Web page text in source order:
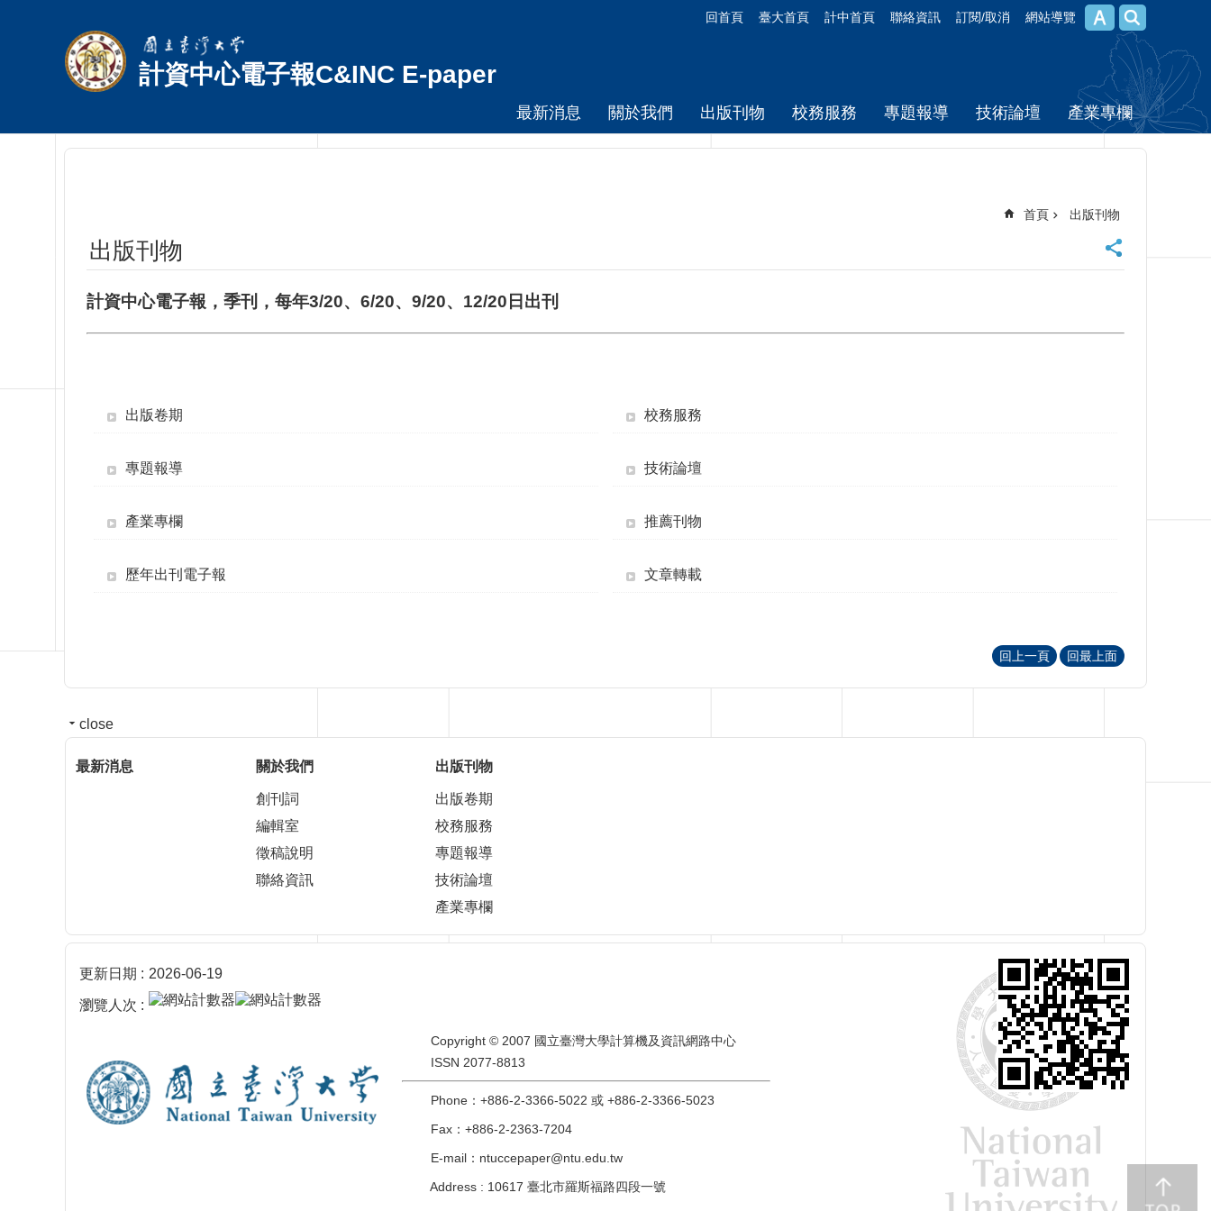
回首頁 臺大首頁 計中首頁 聯絡資訊 訂閱/取消 網站導覽
計資中心電子報C&INC E-paper
最新消息 關於我們 出版刊物 校務服務 專題報導 技術論壇 產業專欄
首頁 出版刊物
出版刊物
計資中心電子報，季刊，每年3/20、6/20、9/20、12/20日出刊
出版卷期 校務服務
專題報導 技術論壇
產業專欄 推薦刊物
歷年出刊電子報 文章轉載
回上一頁 回最上面
close
最新消息 關於我們
創刊詞
編輯室
徵稿說明
聯絡資訊
出版刊物
出版卷期
校務服務
專題報導
技術論壇
產業專欄
更新日期 2026-06-19
瀏覽人次
Copyright © 2007 國立臺灣大學計算機及資訊網路中心
ISSN 2077-8813
Phone：+886-2-3366-5022 或 +886-2-3366-5023
Fax：+886-2-2363-7204
E-mail：ntuccepaper@ntu.edu.tw
Address : 10617 臺北市羅斯福路四段一號